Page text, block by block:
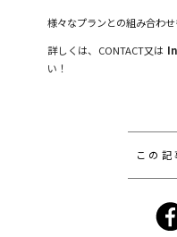
様々なプランとの組み合わせ
詳しくは、CONTACT又は
い！
この